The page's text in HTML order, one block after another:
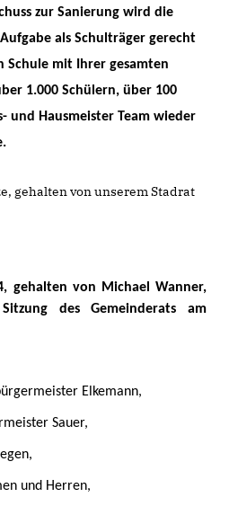
zur Sanierung wird die
als Schulträger gerecht
mit Ihrer gesamten
1.000 Schülern, über 100
und Hausmeister Team wieder
gehalten von unserem Stadrat
gehalten von Michael Wanner,
des Gemeinderats am
Elkemann,
Sauer,
und Herren,